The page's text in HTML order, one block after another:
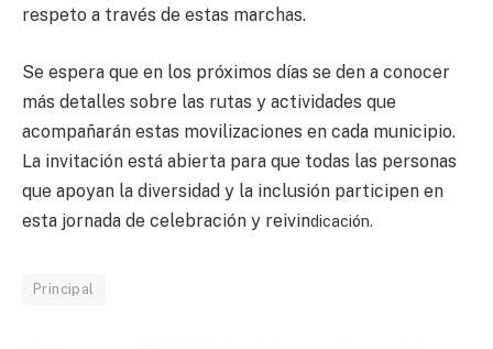
respeto a través de estas marchas.
Se espera que en los próximos días se den a conocer
más detalles sobre las rutas y actividades que
acompañarán estas movilizaciones en cada municipio.
La invitación está abierta para que todas las personas
que apoyan la diversidad y la inclusión participen en
esta jornada de celebración y reivindicación.
Principal